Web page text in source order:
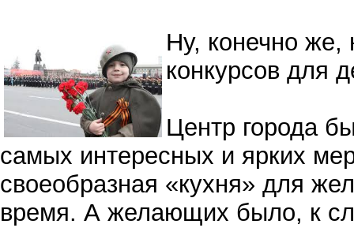
Ну, конечно же,
конкурсов для
Центр города
самых интересных и ярких
своеобразная «кухня» для
время. А желающих было, к